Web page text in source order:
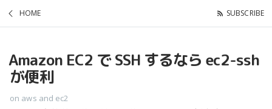
HOME SUBSCRIBE
Amazon EC2 で SSH するなら ec2-ssh
が便利
on aws and ec2